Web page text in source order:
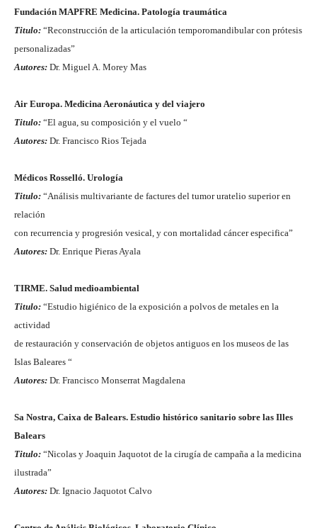
Fundación MAPFRE Medicina. Patología traumática
Titulo: “Reconstrucción de la articulación temporomandibular con prótesis
personalizadas”
Autores: Dr. Miguel A. Morey Mas
Air Europa. Medicina Aeronáutica y del viajero
Titulo: “El agua, su composición y el vuelo “
Autores: Dr. Francisco Rios Tejada
Médicos Rosselló. Urología
Titulo: “Análisis multivariante de factures del tumor uratelio superior en
relación
con recurrencia y progresión vesical, y con mortalidad cáncer especifica”
Autores: Dr. Enrique Pieras Ayala
TIRME. Salud medioambiental
Titulo: “Estudio higiénico de la exposición a polvos de metales en la
actividad
de restauración y conservación de objetos antiguos en los museos de las
Islas Baleares “
Autores: Dr. Francisco Monserrat Magdalena
Sa Nostra, Caixa de Balears. Estudio histórico sanitario sobre las Illes
Balears
Titulo: “Nicolas y Joaquin Jaquotot de la cirugía de campaña a la medicina
ilustrada”
Autores: Dr. Ignacio Jaquotot Calvo